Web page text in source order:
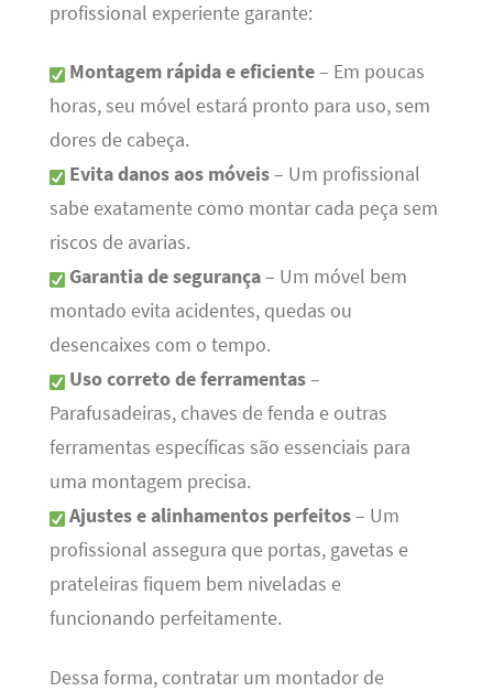
profissional experiente garante:
Montagem rápida e eficiente– Em poucas
horas, seu móvel estará pronto para uso, sem
dores de cabeça.
Evita danos aos móveis– Um profissional
sabe exatamente como montar cada peça sem
riscos de avarias.
Garantia de segurança– Um móvel bem
montado evita acidentes, quedas ou
desencaixes com o tempo.
Uso correto de ferramentas–
Parafusadeiras, chaves de fenda e outras
ferramentas específicas são essenciais para
uma montagem precisa.
Ajustes e alinhamentos perfeitos– Um
profissional assegura que portas, gavetas e
prateleiras fiquem bem niveladas e
funcionando perfeitamente.
Dessa forma, contratar um montador de